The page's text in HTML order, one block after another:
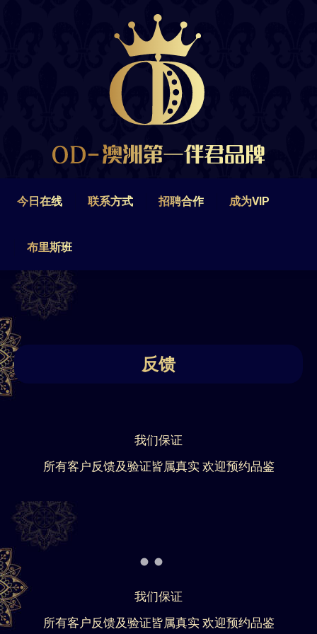
今日在线 联系方式 招聘合作 成为VIP
布里斯班
反馈
我们保证
所有客户反馈及验证皆属真实 欢迎预约品鉴
我们保证
所有客户反馈及验证皆属真实 欢迎预约品鉴
联系方式 招聘合作
布里斯班